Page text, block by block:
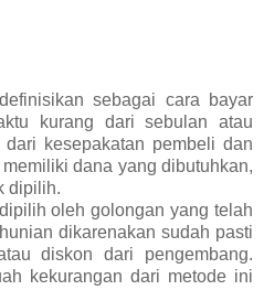
sebagai cara bayar
kurang dari sebulan atau
kesepakatan pembeli dan
dana yang dibutuhkan,
dipilih.
oleh golongan yang telah
dikarenakan sudah pasti
diskon dari pengembang.
kekurangan dari metode ini